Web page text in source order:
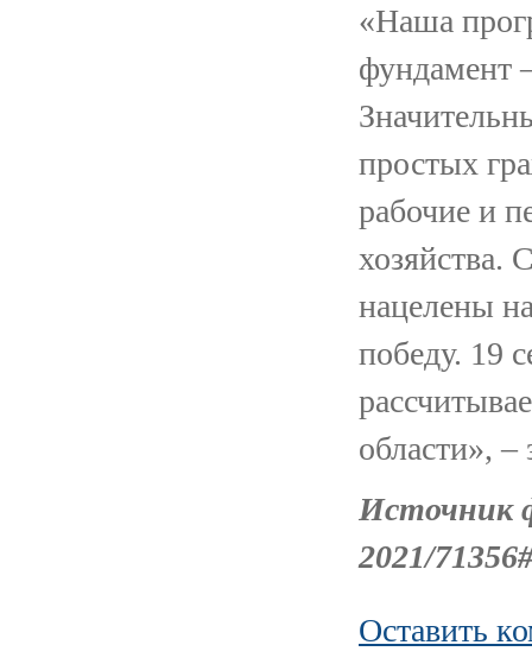
«Наша
фундамент
простых
рабочие и
хозяйства.
нацелены
победу. 19
области»,
Источник
2021/
Оставить